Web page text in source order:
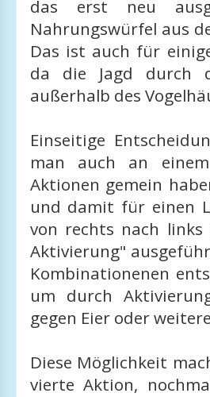
das erst neu
Nahrungswürfel aus
Das ist auch für
da die Jagd durch
außerhalb des
Einseitige
man auch an
Aktionen gemein
und damit für einen
von rechts nach
Aktivierung"
Kombinationenen
um durch
gegen Eier oder
Diese Möglichkeit
vierte Aktion,